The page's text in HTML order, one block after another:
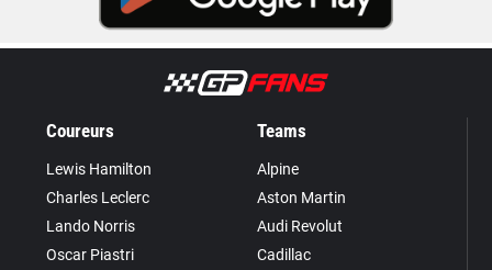
Coureurs
Lewis Hamilton
Charles Leclerc
Lando Norris
Oscar Piastri
Teams
Alpine
Aston Martin
Audi Revolut
Cadillac